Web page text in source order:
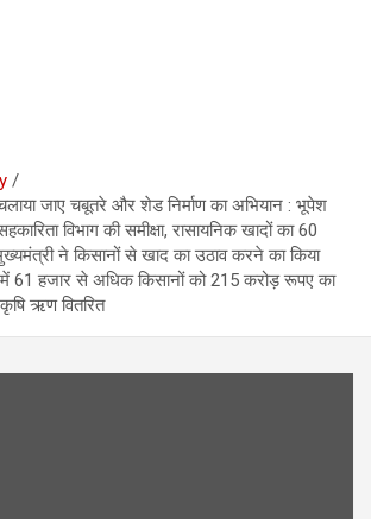
जाए चबूतरे और शेड निर्माण का अभियान : भूपेश
विभाग की समीक्षा, रासायनिक खादों का 60
ने किसानों से खाद का उठाव करने का किया
में 61 हजार से अधिक किसानों को 215 करोड़ रूपए का
ऋण वितरित